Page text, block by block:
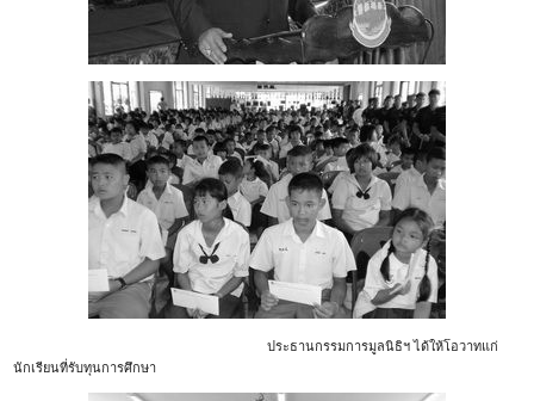
ประธานกรรมการมูลนิธิฯ ได้ให้โอวาทแก่
นักเรียนที่รับทุนการศึกษา